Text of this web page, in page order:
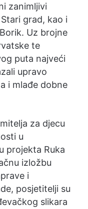
zanimljivi
grad, kao i
Uz brojne
te
puta najveći
upravo
i mlađe dobne
za djecu
u
projekta Ruka
izložbu
i
posjetitelji su
slikara